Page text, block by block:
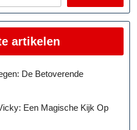
artikelen
De Betoverende
Een Magische Kijk Op